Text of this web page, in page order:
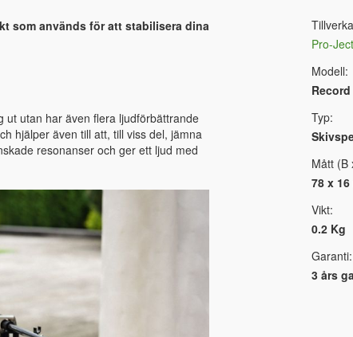
som används för att stabilisera dina
ut utan har även flera ljudförbättrande
hjälper även till att, till viss del, jämna
resonanser och ger ett ljud med
Pro-
Modell:
Typ:
Mått (B
78 x 16
Vikt:
0.2 Kg
Garanti:
3 års